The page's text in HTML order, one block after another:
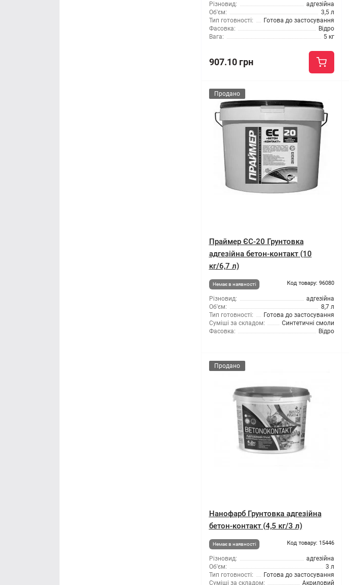
Різновид:
адгезійна
Об'єм:
3,5 л
Тип готовності:
Готова до застосування
Фасовка:
Відро
Вага:
5 кг
907.10 грн
Продано
Праймер ЄС-20 Грунтовка
адгезійна бетон-контакт (10
кг/6,7 л)
Немає в наявності Код товару: 96080
Різновид:
адгезійна
Об'єм:
8,7 л
Тип готовності:
Готова до застосування
Суміші за складом:
Синтетичні смоли
Фасовка:
Відро
Продано
Нанофарб Грунтовка адгезійна
бетон-контакт (4,5 кг/3 л)
Немає в наявності Код товару: 15446
Різновид:
адгезійна
Об'єм:
3 л
Тип готовності:
Готова до застосування
Суміші за складом:
Акриловий